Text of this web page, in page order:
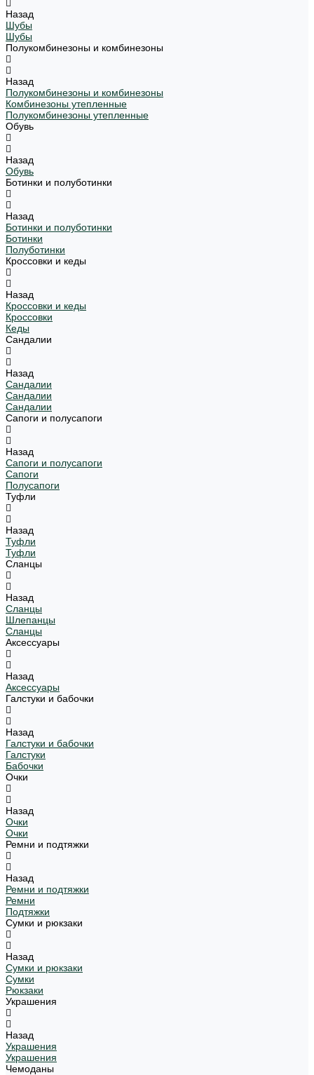
Назад
Шубы
Шубы
Полукомбинезоны и комбинезоны
Назад
Полукомбинезоны и комбинезоны
Комбинезоны утепленные
Полукомбинезоны утепленные
Обувь
Назад
Обувь
Ботинки и полуботинки
Назад
Ботинки и полуботинки
Ботинки
Полуботинки
Кроссовки и кеды
Назад
Кроссовки и кеды
Кроссовки
Кеды
Сандалии
Назад
Сандалии
Сандалии
Сандалии
Сапоги и полусапоги
Назад
Сапоги и полусапоги
Сапоги
Полусапоги
Туфли
Назад
Туфли
Туфли
Сланцы
Назад
Сланцы
Шлепанцы
Сланцы
Аксессуары
Назад
Аксессуары
Галстуки и бабочки
Назад
Галстуки и бабочки
Галстуки
Бабочки
Очки
Назад
Очки
Очки
Ремни и подтяжки
Назад
Ремни и подтяжки
Ремни
Подтяжки
Сумки и рюкзаки
Назад
Сумки и рюкзаки
Сумки
Рюкзаки
Украшения
Назад
Украшения
Украшения
Чемоданы